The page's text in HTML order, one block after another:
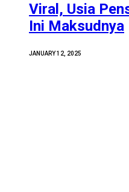
Viral, Usia
Ini Maksudnya
JANUARY 12, 2025